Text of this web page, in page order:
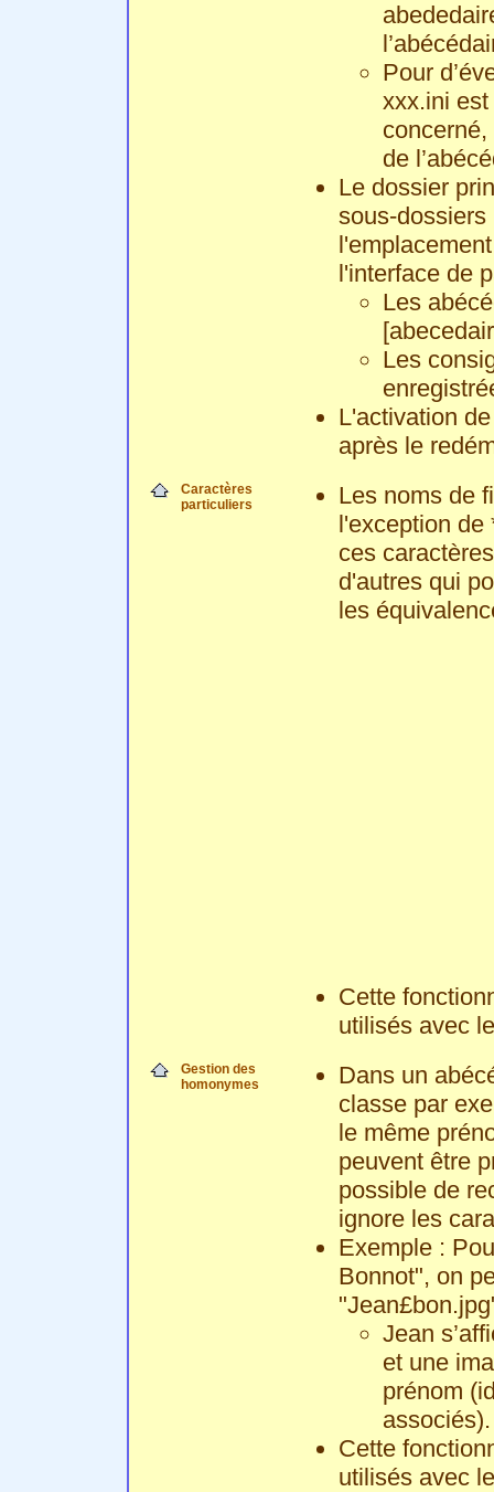
Pour
xxx.ini est
de
Le dossier
sous-dossiers
l'interface de
Les
Les
L'activation
après le
Caractères
particuliers
Les noms de
l'exception de
ces
d'autres qui
les
Cette
utilisés avec
Gestion des
homonymes
Dans un
classe par
le même
peuvent être
possible de
ignore les
Exemple :
Bonnot", on
Jean
et une
prénom
associés).
Cette
utilisés avec